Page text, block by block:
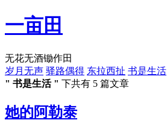
一亩田
无花无酒锄作田
岁月无声 驿路偶得 东拉西扯 书是生活
" 书是生活 " 下共有 5 篇文章
她的阿勒泰